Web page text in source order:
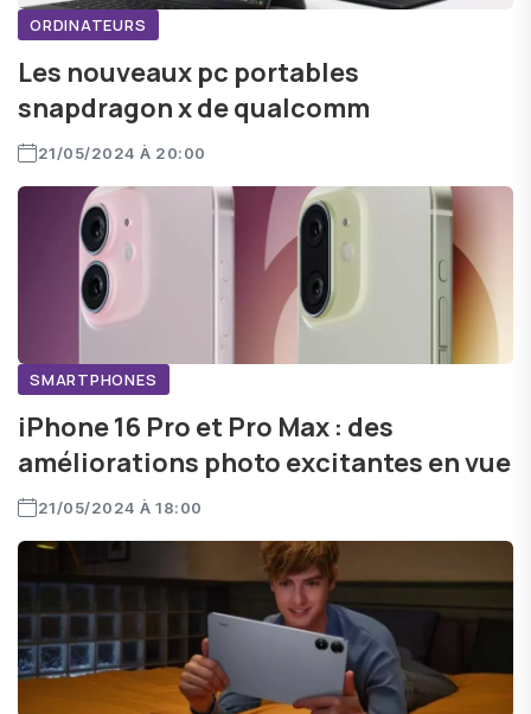
ORDINATEURS
Les nouveaux pc portables
snapdragon x de qualcomm
21/05/2024 À 20:00
SMARTPHONES
iPhone 16 Pro et Pro Max : des
améliorations photo excitantes en vue
21/05/2024 À 18:00